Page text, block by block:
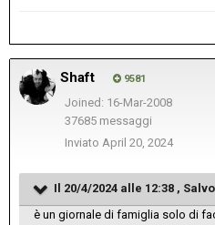
Shaft 9581
Joined: 16-Mar-2008
37685 messaggi
Inviato April 20, 2024
Il 20/4/2024 alle 12:38 ,
è un giornale di famiglia solo di